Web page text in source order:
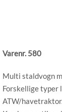
Varenr. 580
Multi staldvogn
Forskellige typer
ATW/